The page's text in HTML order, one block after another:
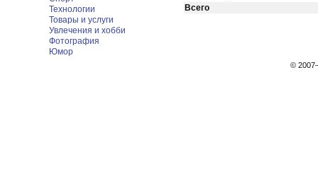
Технологии
Товары и услуги
Увлечения и хобби
Фотография
Юмор
Всего
©